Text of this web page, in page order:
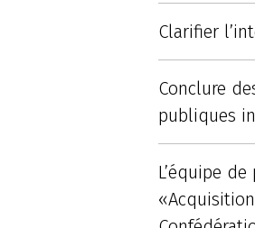
Clarifier
Conclure
publiques
L’équipe